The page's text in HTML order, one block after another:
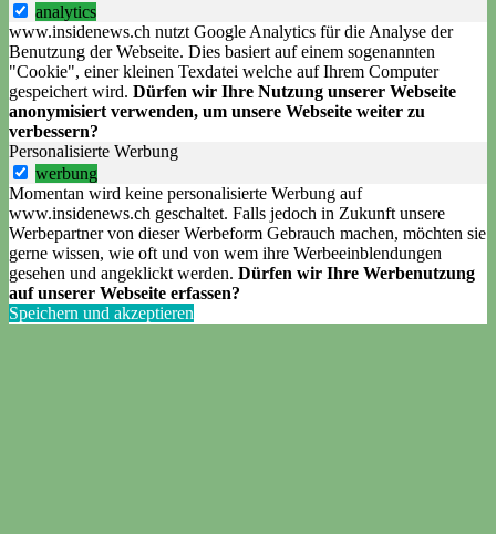
analytics
www.insidenews.ch nutzt Google Analytics für die Analyse der
Benutzung der Webseite. Dies basiert auf einem sogenannten
"Cookie", einer kleinen Texdatei welche auf Ihrem Computer
gespeichert wird. Dürfen wir Ihre Nutzung unserer Webseite
anonymisiert verwenden, um unsere Webseite weiter zu
verbessern?
Personalisierte Werbung
werbung
Momentan wird keine personalisierte Werbung auf
www.insidenews.ch geschaltet. Falls jedoch in Zukunft unsere
Werbepartner von dieser Werbeform Gebrauch machen, möchten sie
gerne wissen, wie oft und von wem ihre Werbeeinblendungen
gesehen und angeklickt werden. Dürfen wir Ihre Werbenutzung
auf unserer Webseite erfassen?
Speichern und akzeptieren